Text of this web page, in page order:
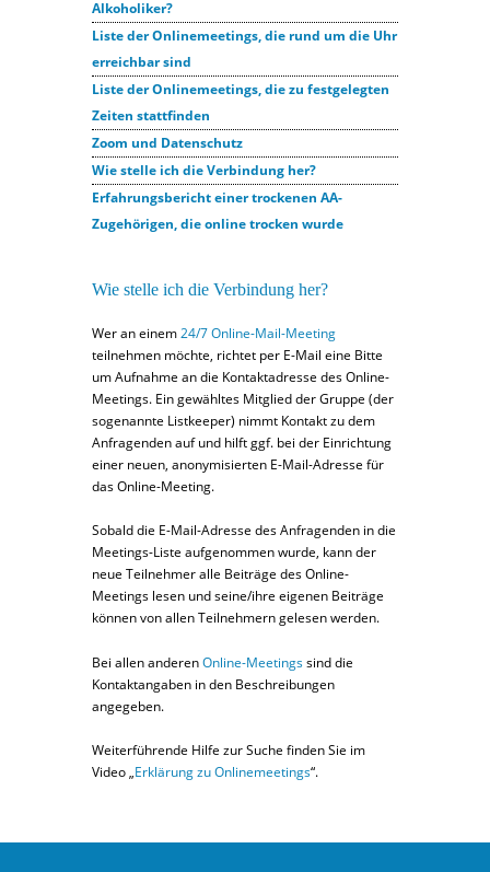
Alkoholiker?
Liste der Onlinemeetings, die rund um die Uhr
erreichbar sind
Liste der Onlinemeetings, die zu festgelegten
Zeiten stattfinden
Zoom und Datenschutz
Wie stelle ich die Verbindung her?
Erfahrungsbericht einer trockenen AA-
Zugehörigen, die online trocken wurde
Wie stelle ich die Verbindung her?
Wer an einem24/7 Online-Mail-Meeting
teilnehmen möchte, richtet per E-Mail eine Bitte
um Aufnahme an die Kontaktadresse des Online-
Meetings. Ein gewähltes Mitglied der Gruppe (der
sogenannte Listkeeper) nimmt Kontakt zu dem
Anfragenden auf und hilft ggf. bei der Einrichtung
einer neuen, anonymisierten E-Mail-Adresse für
das Online-Meeting.
Sobald die E-Mail-Adresse des Anfragenden in die
Meetings-Liste aufgenommen wurde, kann der
neue Teilnehmer alle Beiträge des Online-
Meetings lesen und seine/ihre eigenen Beiträge
können von allen Teilnehmern gelesen werden.
Bei allen anderenOnline-Meetingssind die
Kontaktangaben in den Beschreibungen
angegeben.
Weiterführende Hilfe zur Suche finden Sie im
Video „Erklärung zu Onlinemeetings“.